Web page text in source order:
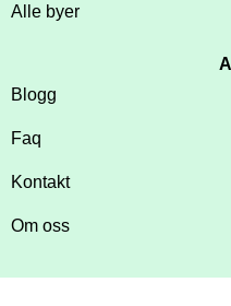
Alle byer
Blogg
Faq
Kontakt
Om oss